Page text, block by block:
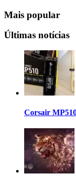
Mais popular
Últimas notícias
Corsair